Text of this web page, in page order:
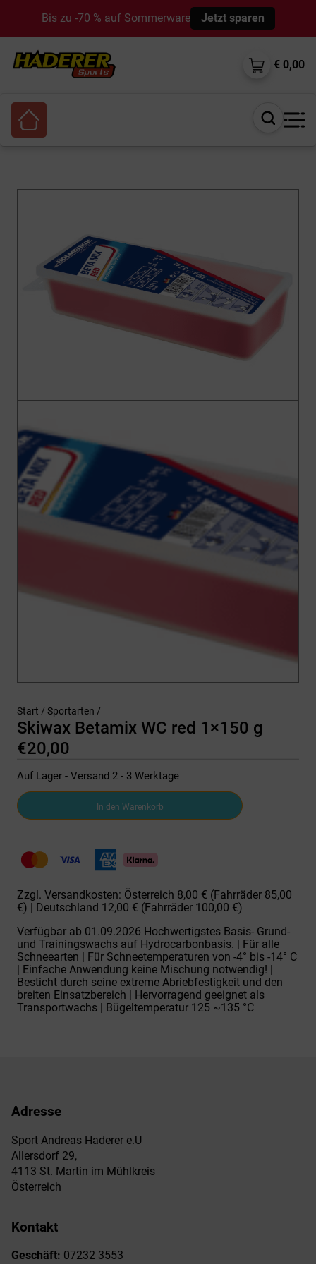
Bis zu -70 % auf Sommerware Jetzt sparen
€ 0,00
Suche
Start / Sportarten /
Skiwax Betamix WC red 1×150 g
€20,00
Auf Lager - Versand 2 - 3 Werktage
Skiwax
Betamix
WC
g
In den Warenkorb
Zzgl. Versandkosten: Österreich 8,00 € (Fahrräder 85,00
€) | Deutschland 12,00 € (Fahrräder 100,00 €)
Verfügbar ab 01.09.2026 Hochwertigstes Basis- Grund-
und Trainingswachs auf Hydrocarbonbasis. | Für alle
Schneearten | Für Schneetemperaturen von -4° bis -14° C
| Einfache Anwendung keine Mischung notwendig! |
Besticht durch seine extreme Abriebfestigkeit und den
breiten Einsatzbereich | Hervorragend geeignet als
Transportwachs | Bügeltemperatur 125 ~135 °C
Adresse
Sport Andreas Haderer e.U
Allersdorf 29,
4113 St. Martin im Mühlkreis
Österreich
Kontakt
Geschäft: 07232 3553